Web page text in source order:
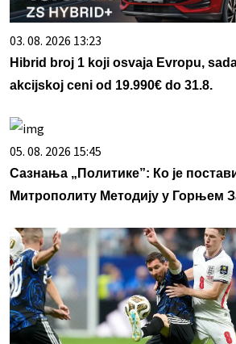
03. 08. 2026 13:23
Hibrid broj 1 koji osvaja Evropu,
akcijskoj ceni od 19.990€ do 31.8.
05. 08. 2026 15:45
Сазнања „Политике”: Ко је
Митрополиту Методију у Горњем